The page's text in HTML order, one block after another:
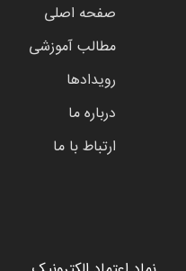
صفحه اصلی
مطالب آموزشی
رویدادها
درباره ما
ارتباط با ما